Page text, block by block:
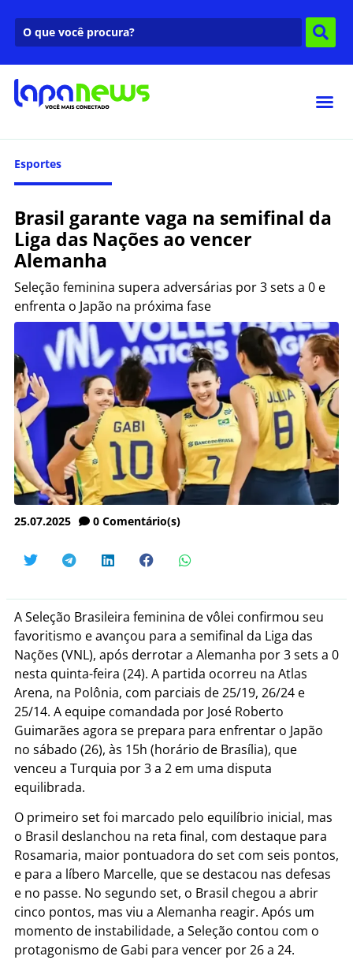
Esportes
Brasil garante vaga na semifinal da
Liga das Nações ao vencer
Alemanha
Seleção feminina supera adversárias por 3 sets a 0 e
enfrenta o Japão na próxima fase
25.07.2025 0 Comentário(s)
A Seleção Brasileira feminina de vôlei confirmou seu
favoritismo e avançou para a semifinal da Liga das
Nações (VNL), após derrotar a Alemanha por 3 sets a 0
nesta quinta-feira (24). A partida ocorreu na Atlas
Arena, na Polônia, com parciais de 25/19, 26/24 e
25/14. A equipe comandada por José Roberto
Guimarães agora se prepara para enfrentar o Japão
no sábado (26), às 15h (horário de Brasília), que
venceu a Turquia por 3 a 2 em uma disputa
equilibrada.
O primeiro set foi marcado pelo equilíbrio inicial, mas
o Brasil deslanchou na reta final, com destaque para
Rosamaria, maior pontuadora do set com seis pontos,
e para a líbero Marcelle, que se destacou nas defesas
e no passe. No segundo set, o Brasil chegou a abrir
cinco pontos, mas viu a Alemanha reagir. Após um
momento de instabilidade, a Seleção contou com o
protagonismo de Gabi para vencer por 26 a 24.